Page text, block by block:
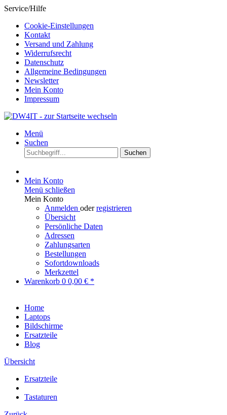
Service/Hilfe
Cookie-Einstellungen
Kontakt
Versand und Zahlung
Widerrufsrecht
Datenschutz
Allgemeine Bedingungen
Newsletter
Mein Konto
Impressum
Menü
Suchen
Suchen
Mein Konto
Menü schließen
Mein Konto
Anmelden oderregistrieren
Übersicht
Persönliche Daten
Adressen
Zahlungsarten
Bestellungen
Sofortdownloads
Merkzettel
Warenkorb 0 0,00 € *
Home
Laptops
Bildschirme
Ersatzteile
Blog
Übersicht
Ersatzteile
Tastaturen